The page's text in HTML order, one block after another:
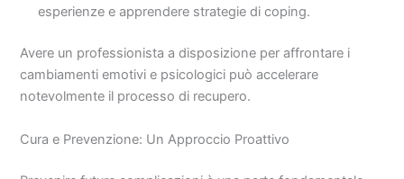
esperienze e apprendere strategie di coping.
Avere un professionista a disposizione per affrontare i
cambiamenti emotivi e psicologici può accelerare
notevolmente il processo di recupero.
Cura e Prevenzione: Un Approccio Proattivo